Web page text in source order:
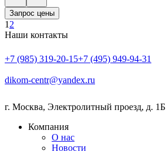
Запрос цены
1 2
Наши контакты
+7 (985) 319-20-15+7 (495) 949-94-31
dikom-centr@yandex.ru
г. Москва, Электролитный проезд, д. 1Б
Компания
О нас
Новости